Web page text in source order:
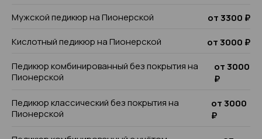
Мужской педикюр на Пионерской
от 3300 ₽
Кислотный педикюр на Пионерской
от 3000 ₽
Педикюр комбинированный без покрытия на
Пионерской
от 3000
₽
Педикюр классический без покрытия на
Пионерской
от 3000
₽